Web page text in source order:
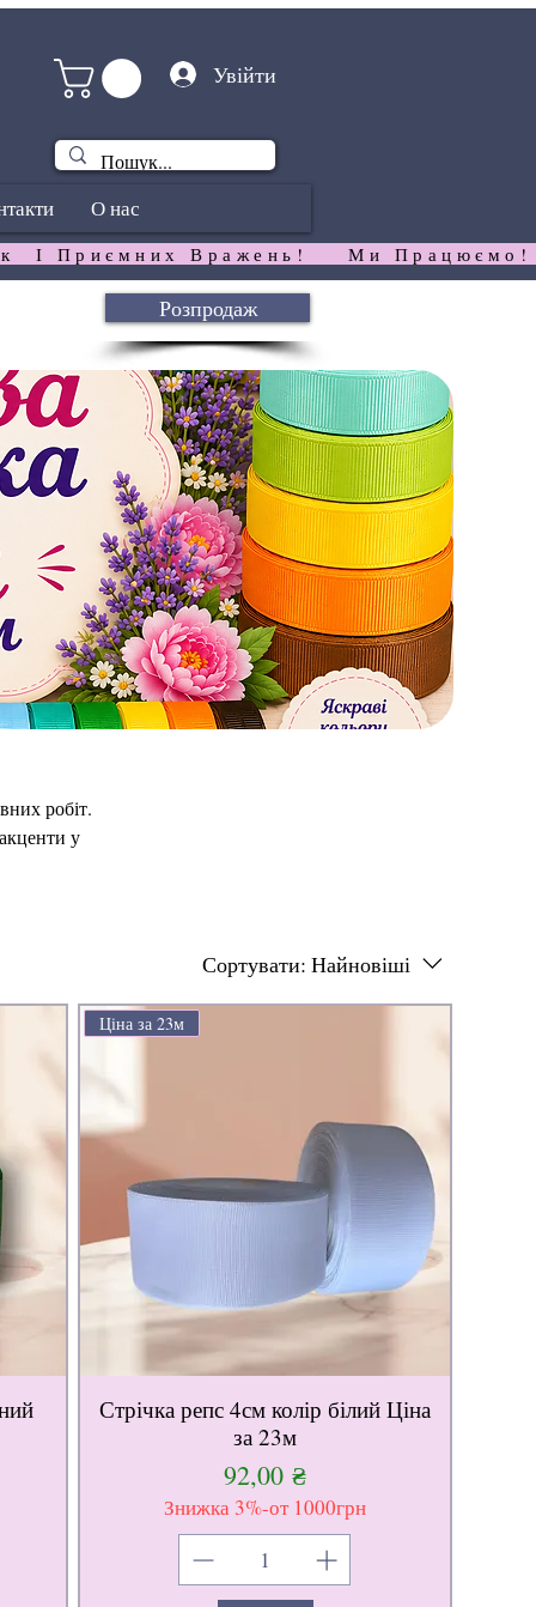
Увійти
О нас
І Приємних Вражень!
робіт.
у
Сортувати: Найновіші
Ціна за 23м
Стрічка репс 4см колір білий Ціна
за 23м
Ціна
92,00 ₴
Знижка 3%-от 1000грн
Розпродаж